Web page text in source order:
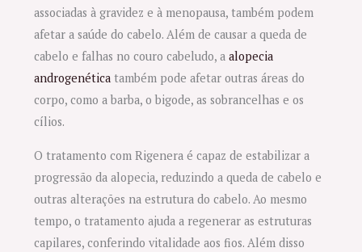
associadas à gravidez e à menopausa, também podem
afetar a saúde do cabelo. Além de causar a queda de
cabelo e falhas no couro cabeludo, aalopecia
androgenética também pode afetar outras áreas do
corpo, como a barba, o bigode, as sobrancelhas e os
cílios.
O tratamento com Rigenera é capaz de estabilizar a
progressão da alopecia, reduzindo a queda de cabelo e
outras alterações na estrutura do cabelo. Ao mesmo
tempo, o tratamento ajuda a regenerar as estruturas
capilares, conferindo vitalidade aos fios. Além disso